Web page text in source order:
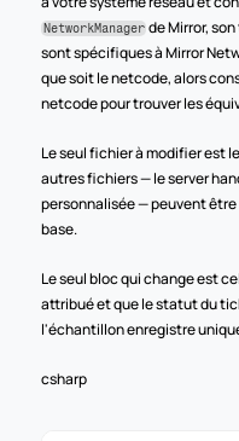
NetworkManager de Mirror,
sont spécifiques à Mirror
que soit le netcode, alors
netcode pour trouver les
Le seul fichier à modifier est
autres fichiers — le server
personnalisée — peuvent
base.
Le seul bloc qui change est
attribué et que le statut du
l'échantillon enregistre
csharp